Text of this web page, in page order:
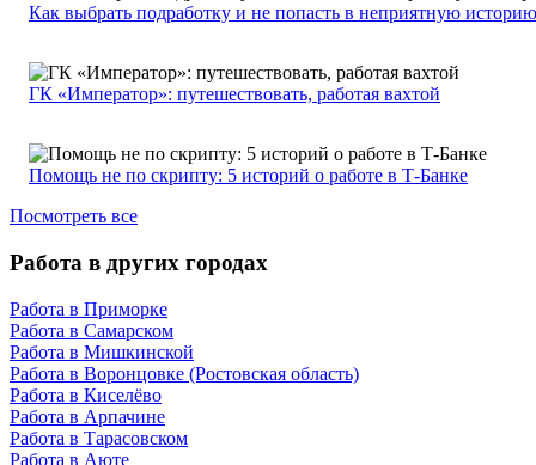
Как выбрать подработку и не попасть в неприятную историю
ГК «Император»: путешествовать, работая вахтой
Помощь не по скрипту: 5 историй о работе в Т-Банке
Посмотреть все
Работа в других городах
Работа в Приморке
Работа в Самарском
Работа в Мишкинской
Работа в Воронцовке (Ростовская область)
Работа в Киселёво
Работа в Арпачине
Работа в Тарасовском
Работа в Аюте